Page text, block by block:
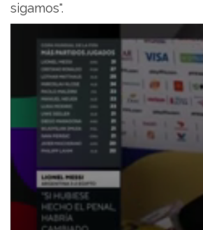
sigamos".